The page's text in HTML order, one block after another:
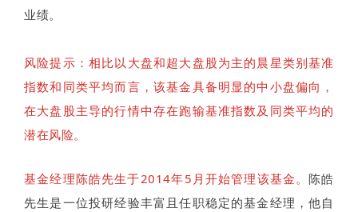
业绩。
风险提示： 相比以大盘和超大盘股为主的晨星类别基准
指数和同类平均而言，该基金具备明显的中小盘偏向，
在大盘股主导的行情中存在跑输基准指数及同类平均的
潜在风险。
基金经理陈皓先生于2014年5月开始管理该基金。陈皓
先生是一位投研经验丰富且任职稳定的基金经理，他自